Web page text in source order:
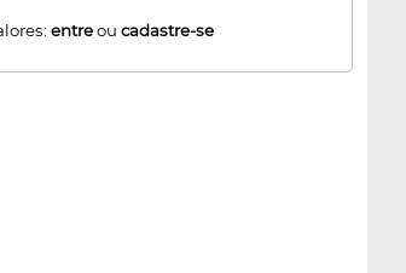
entreoucadastre-se